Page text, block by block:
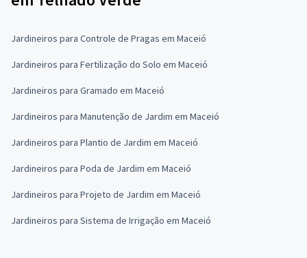
Jardineiros para Controle de Pragas em Maceió
Jardineiros para Fertilização do Solo em Maceió
Jardineiros para Gramado em Maceió
Jardineiros para Manutenção de Jardim em Maceió
Jardineiros para Plantio de Jardim em Maceió
Jardineiros para Poda de Jardim em Maceió
Jardineiros para Projeto de Jardim em Maceió
Jardineiros para Sistema de Irrigação em Maceió